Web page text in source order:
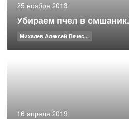
25 ноября 2013
Убираем пчел в омшаник.
Михалев Алексей Вячес...
16 апреля 2019